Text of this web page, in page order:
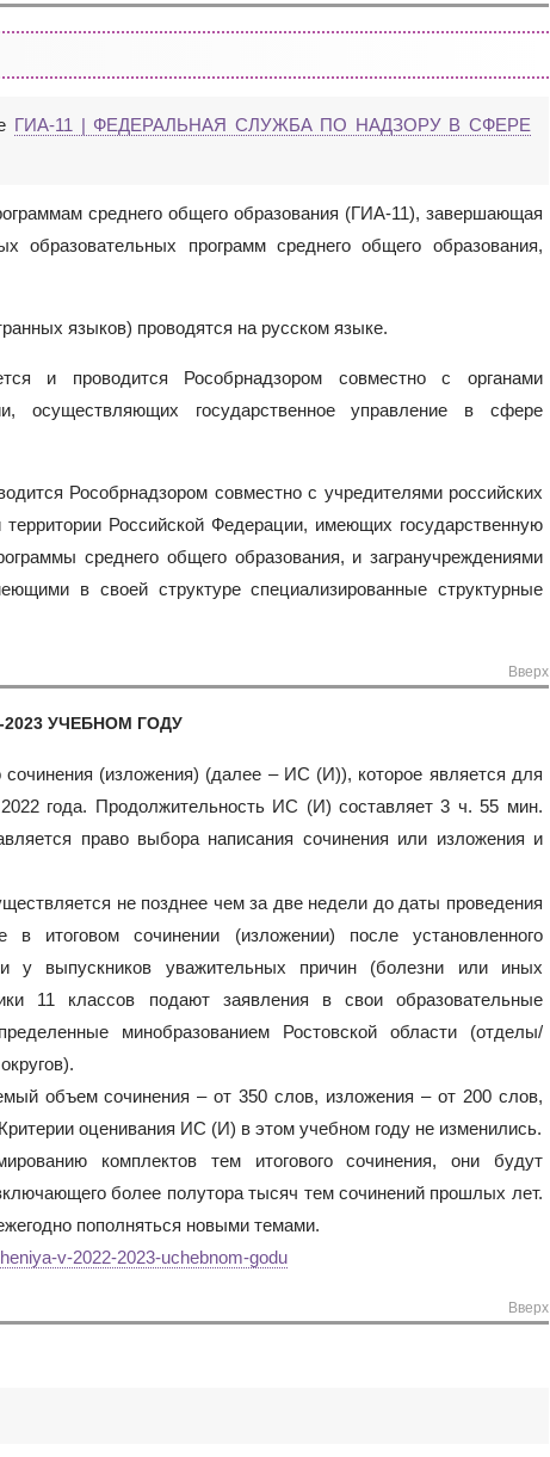
ГИА-11 | ФЕДЕРАЛЬНАЯ СЛУЖБА ПО НАДЗОРУ В СФЕРЕ
среднего общего образования (ГИА-11), завершающая
образовательных программ среднего общего образования,
языков) проводятся на русском языке.
и проводится Рособрнадзором совместно с органами
осуществляющих государственное управление в сфере
Рособрнадзором совместно с учредителями российских
Российской Федерации, имеющих государственную
среднего общего образования, и загранучреждениями
в своей структуре специализированные структурные
Вверх
УЧЕБНОМ ГОДУ
сочинения (изложения) (далее – ИС (И)), которое является для
года. Продолжительность ИС (И) составляет 3 ч. 55 мин.
право выбора написания сочинения или изложения и
не позднее чем за две недели до даты проведения
в итоговом сочинении (изложении) после установленного
у выпускников уважительных причин (болезни или иных
11 классов подают заявления в свои образовательные
минобразованием Ростовской области (отделы/
объем сочинения – от 350 слов, изложения – от 200 слов,
оценивания ИС (И) в этом учебном году не изменились.
комплектов тем итогового сочинения, они будут
более полутора тысяч тем сочинений прошлых лет.
пополняться новыми темами.
v-2022-2023-uchebnom-godu
Вверх